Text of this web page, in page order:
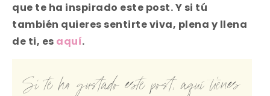
que te ha inspirado este post. Y si tú
también quieres sentirte viva, plena y llena
de ti, es aquí.
Si te ha gustado este post, aquí tienes